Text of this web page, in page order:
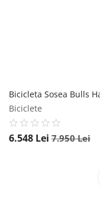
Biciclete
6.548 Lei 7.950Lei